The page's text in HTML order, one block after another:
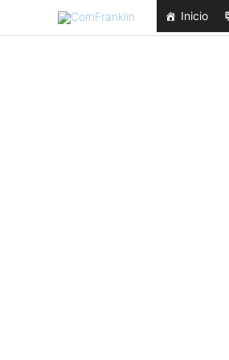
Inicio